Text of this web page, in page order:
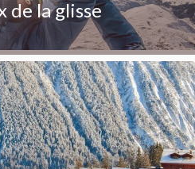
de la glisse